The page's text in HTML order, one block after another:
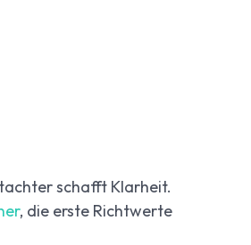
schafft Klarheit.
, die erste Richtwerte